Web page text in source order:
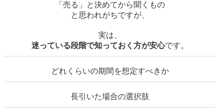
「売る」と決めてから聞くもの
と思われがちですが、
実は、
迷っている段階で知っておく方が安心です。
どれくらいの期間を想定すべきか
長引いた場合の選択肢